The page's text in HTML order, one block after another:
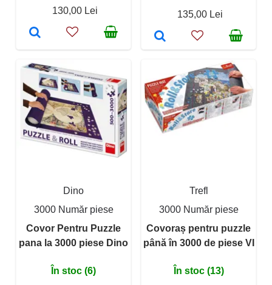
130,00 Lei
135,00 Lei
Dino
3000 Număr piese
Covor Pentru Puzzle
pana la 3000 piese Dino
În stoc (6)
Trefl
3000 Număr piese
Covoraș pentru puzzle
până în 3000 de piese VI
În stoc (13)